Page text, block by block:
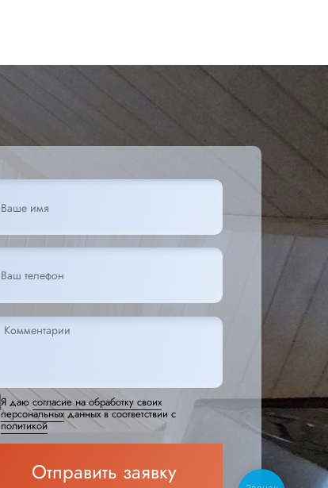
Я даю согласие на обработку своих
персональныхданных в соответствии с
политикой
Отправить заявку